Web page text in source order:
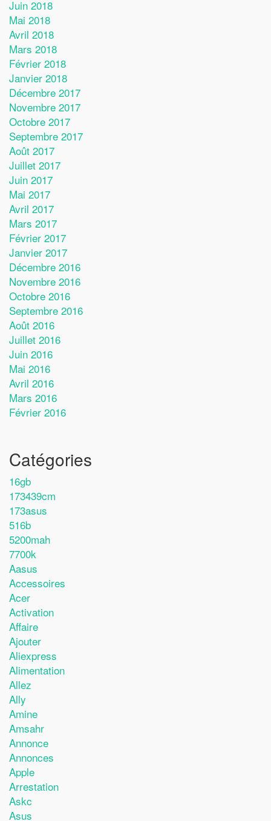
Juin 2018
Mai 2018
Avril 2018
Mars 2018
Février 2018
Janvier 2018
Décembre 2017
Novembre 2017
Octobre 2017
Septembre 2017
Août 2017
Juillet 2017
Juin 2017
Mai 2017
Avril 2017
Mars 2017
Février 2017
Janvier 2017
Décembre 2016
Novembre 2016
Octobre 2016
Septembre 2016
Août 2016
Juillet 2016
Juin 2016
Mai 2016
Avril 2016
Mars 2016
Février 2016
Catégories
16gb
173439cm
173asus
516b
5200mah
7700k
Aasus
Accessoires
Acer
Activation
Affaire
Ajouter
Aliexpress
Alimentation
Allez
Ally
Amine
Amsahr
Annonce
Annonces
Apple
Arrestation
Askc
Asus